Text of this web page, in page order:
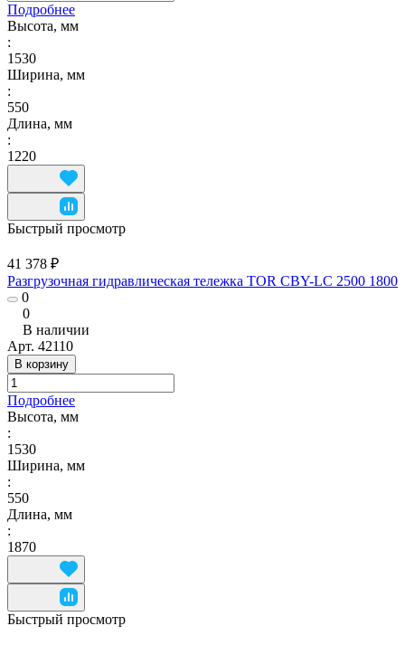
Подробнее
Высота, мм
:
1530
Ширина, мм
:
550
Длина, мм
:
1220
Быстрый просмотр
41 378 ₽
Разгрузочная гидравлическая тележка TOR CBY-LC 2500 1800
0
0
В наличии
Арт. 42110
В корзину
Подробнее
Высота, мм
:
1530
Ширина, мм
:
550
Длина, мм
:
1870
Быстрый просмотр